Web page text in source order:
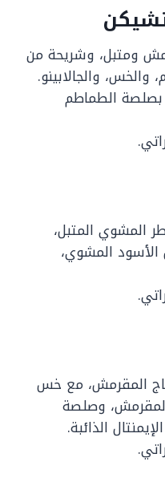
ومتبل، وشريحة من
والخس، والجالابينو.
الطماطم
المشوي المتبل،
الأسود المشوي،
المقرمش، مع خس
وصلصة
الذائبة.